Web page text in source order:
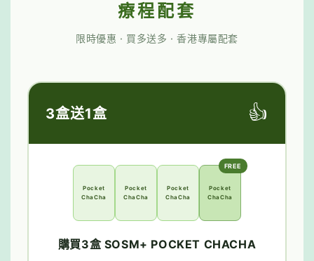
療程配套
限時優惠 · 買多送多 · 香港專屬配套
3盒送1盒 👍
Pocket
ChaCha
Pocket
ChaCha
Pocket
ChaCha
FREE
Pocket
ChaCha
購買3盒 SOSM+ POCKET CHACHA